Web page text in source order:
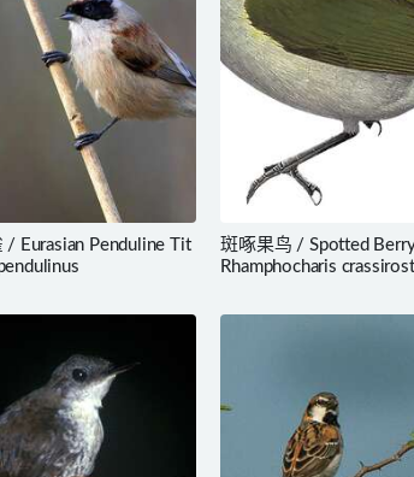
/ Eurasian Penduline Tit
斑啄果鸟 / Spotted
Rhamphocharis